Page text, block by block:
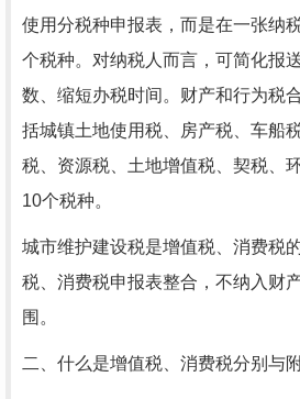
使用分税种申报表，而是在一张纳
个税种。对纳税人而言，可简化报
数、缩短办税时间。财产和行为税
括城镇土地使用税、房产税、车船
税、资源税、土地增值税、契税、
10个税种。
城市维护建设税是增值税、消费税
税、消费税申报表整合，不纳入财
围。
二、什么是增值税、消费税分别与